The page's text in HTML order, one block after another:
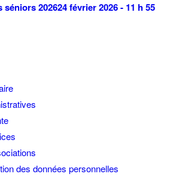
séniors 202624 février 2026 - 11 h 55
des données personnelles